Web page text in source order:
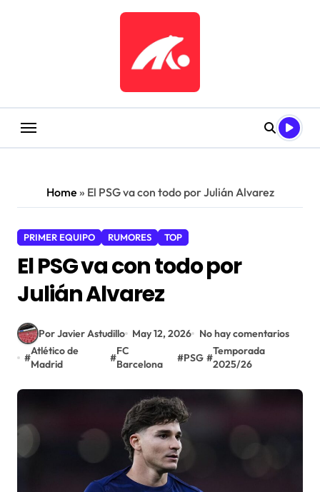
Home » El PSG va con todo por Julián Alvarez
PRIMER EQUIPO RUMORES TOP
El PSG va con todo por
Julián Alvarez
Por Javier Astudillo May 12, 2026
No hay comentarios
#
Atlético de
Madrid
#
FC
Barcelona
#PSG #
Temporada
2025/26